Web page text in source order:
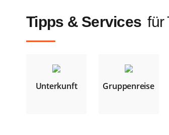
Tipps & Services für
Unterkunft Gruppenreise